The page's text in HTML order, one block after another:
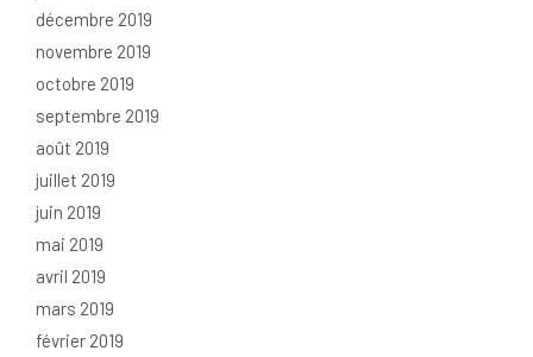
décembre 2019
novembre 2019
octobre 2019
septembre 2019
août 2019
juillet 2019
juin 2019
mai 2019
avril 2019
mars 2019
février 2019